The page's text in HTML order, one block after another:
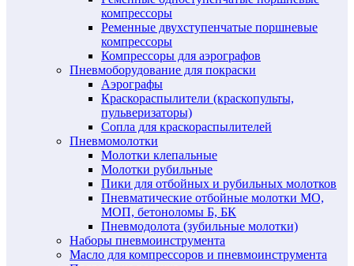
компрессоры
Ременные двухступенчатые поршневые
компрессоры
Компрессоры для аэрографов
Пневмоборудование для покраски
Аэрографы
Краскораспылители (краскопульты,
пульверизаторы)
Сопла для краскораспылителей
Пневмомолотки
Молотки клепальные
Молотки рубильные
Пики для отбойных и рубильных молотков
Пневматические отбойные молотки МО,
МОП, бетоноломы Б, БК
Пневмодолота (зубильные молотки)
Наборы пневмоинструмента
Масло для компрессоров и пневмоинструмента